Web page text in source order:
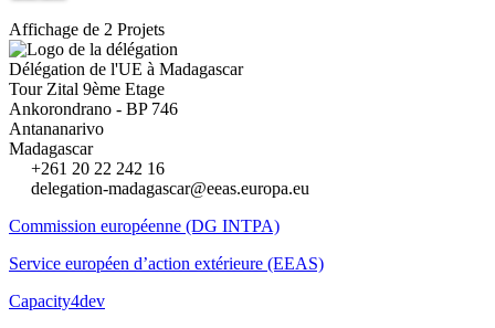
Affichage de 2 Projets
Délégation de l'UE à Madagascar
Tour Zital 9ème Etage
Ankorondrano - BP 746
Antananarivo
Madagascar
+261 20 22 242 16
delegation-madagascar@eeas.europa.eu
Commission européenne (DG INTPA)
Service européen d’action extérieure (EEAS)
Capacity4dev